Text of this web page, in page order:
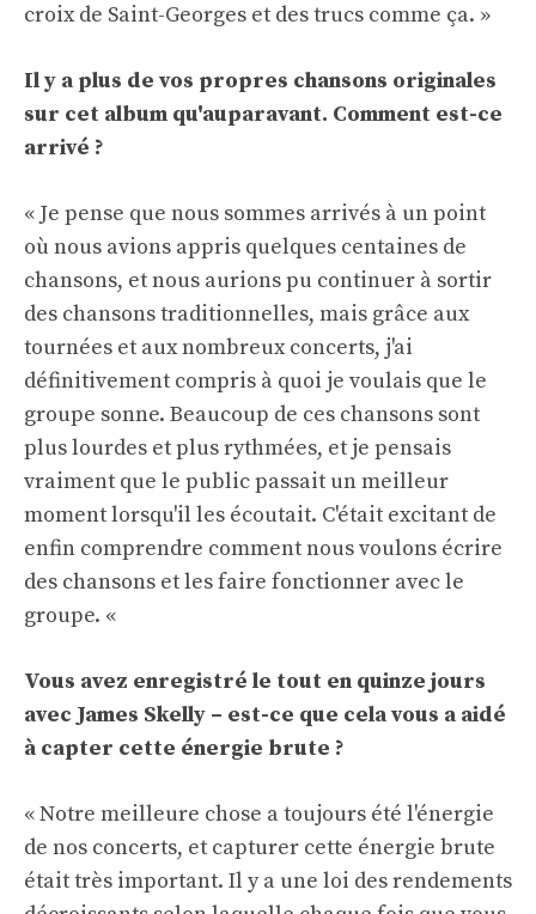
croix de Saint-Georges et des trucs comme ça. »
Il y a plus de vos propres chansons originales
sur cet album qu'auparavant. Comment est-ce
arrivé ?
« Je pense que nous sommes arrivés à un point
où nous avions appris quelques centaines de
chansons, et nous aurions pu continuer à sortir
des chansons traditionnelles, mais grâce aux
tournées et aux nombreux concerts, j'ai
définitivement compris à quoi je voulais que le
groupe sonne. Beaucoup de ces chansons sont
plus lourdes et plus rythmées, et je pensais
vraiment que le public passait un meilleur
moment lorsqu'il les écoutait. C'était excitant de
enfin comprendre comment nous voulons écrire
des chansons et les faire fonctionner avec le
groupe. «
Vous avez enregistré le tout en quinze jours
avec James Skelly – est-ce que cela vous a aidé
à capter cette énergie brute ?
« Notre meilleure chose a toujours été l'énergie
de nos concerts, et capturer cette énergie brute
était très important. Il y a une loi des rendements